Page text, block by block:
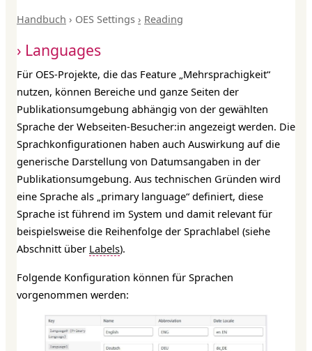
Handbuch OES Settings Reading
Languages
Für OES-Projekte, die das Feature „Mehrsprachigkeit“
nutzen, können Bereiche und ganze Seiten der
Publikationsumgebung abhängig von der gewählten
Sprache der Webseiten-Besucher:in angezeigt werden. Die
Sprachkonfigurationen haben auch Auswirkung auf die
generische Darstellung von Datumsangaben in der
Publikationsumgebung. Aus technischen Gründen wird
eine Sprache als „primary language“ definiert, diese
Sprache ist führend im System und damit relevant für
beispielsweise die Reihenfolge der Sprachlabel (siehe
Abschnitt über Labels).
Folgende Konfiguration können für Sprachen
vorgenommen werden: